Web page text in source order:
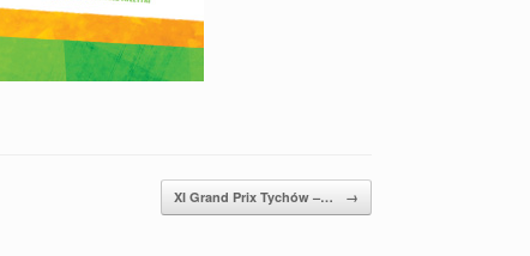
XI Grand Prix Tychów –… →